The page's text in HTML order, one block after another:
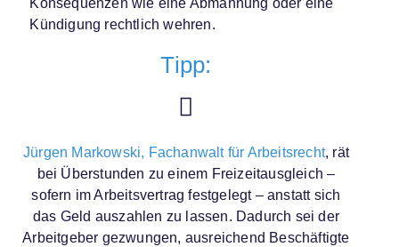
Konsequenzen wie eine Abmahnung oder eine
Kündigung rechtlich wehren.
Tipp:
Jürgen Markowski, Fachanwalt für Arbeitsrecht, rät
bei Überstunden zu einem Freizeitausgleich –
sofern im Arbeitsvertrag festgelegt – anstatt sich
das Geld auszahlen zu lassen. Dadurch sei der
Arbeitgeber gezwungen, ausreichend Beschäftigte